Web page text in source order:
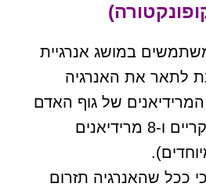
במושג אנרגיית
לתאר את האנרגיה
של גוף האדם
(12 מרידיאנים עיקריים ו-8 מרידיאנים
ככל שהאנרגיה תזרום